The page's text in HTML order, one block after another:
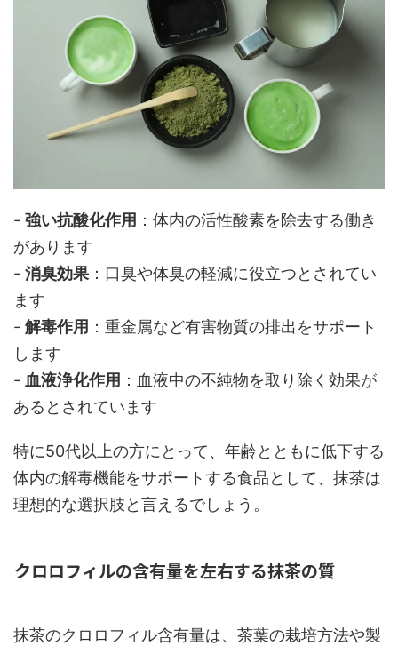
- 強い抗酸化作用 ：体内の活性酸素を除去する働き
があります
- 消臭効果：口臭や体臭の軽減に役立つとされてい
ます
- 解毒作用 ：重金属など有害物質の排出をサポート
します
- 血液浄化作用 ：血液中の不純物を取り除く効果が
あるとされています
特に50代以上の方にとって、年齢とともに低下する
体内の解毒機能をサポートする食品として、抹茶は
理想的な選択肢と言えるでしょう。
クロロフィルの含有量を左右する抹茶の質
抹茶のクロロフィル含有量は、茶葉の栽培方法や製